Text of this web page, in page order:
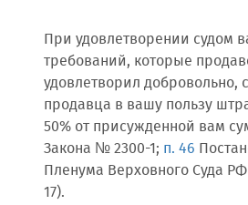
При удовлетворении судом
требований, которые
удовлетворил добровольно,
продавца в вашу пользу
50% от присужденной вам
Закона № 2300-1; п. 46
Пленума Верховного Суда
17).